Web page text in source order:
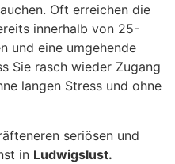
Oft erreichen die
innerhalb von 25-
und eine umgehende
Sie rasch wieder Zugang
langen Stress und ohne
seriösen und
in Ludwigslust.